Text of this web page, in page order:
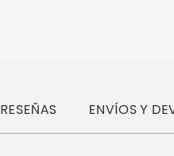
RESEÑAS ENVÍOS Y